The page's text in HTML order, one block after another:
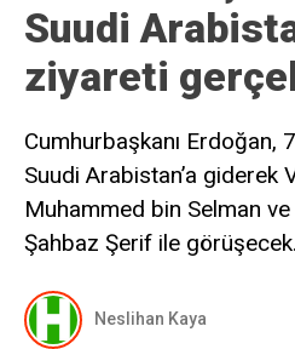
Suudi
ziyareti
Cumhurbaşkanı Erdoğan,
Suudi Arabistan’a giderek
Muhammed bin Selman
Şahbaz Şerif ile görüşecek.
Neslihan Kaya